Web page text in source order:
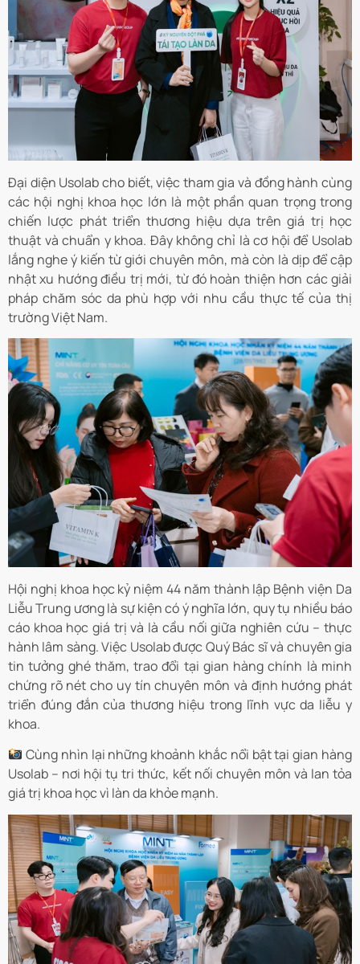
Đại diện Usolab cho biết, việc tham gia và đồng hành cùng
các hội nghị khoa học lớn là một phần quan trọng trong
chiến lược phát triển thương hiệu dựa trên giá trị học
thuật và chuẩn y khoa. Đây không chỉ là cơ hội để Usolab
lắng nghe ý kiến từ giới chuyên môn, mà còn là dịp để cập
nhật xu hướng điều trị mới, từ đó hoàn thiện hơn các giải
pháp chăm sóc da phù hợp với nhu cầu thực tế của thị
trường Việt Nam.
Hội nghị khoa học kỷ niệm 44 năm thành lập Bệnh viện Da
Liễu Trung ương là sự kiện có ý nghĩa lớn, quy tụ nhiều báo
cáo khoa học giá trị và là cầu nối giữa nghiên cứu – thực
hành lâm sàng. Việc Usolab được Quý Bác sĩ và chuyên gia
tin tưởng ghé thăm, trao đổi tại gian hàng chính là minh
chứng rõ nét cho uy tín chuyên môn và định hướng phát
triển đúng đắn của thương hiệu trong lĩnh vực da liễu y
khoa.
Cùng nhìn lại những khoảnh khắc nổi bật tại gian hàng
Usolab – nơi hội tụ tri thức, kết nối chuyên môn và lan tỏa
giá trị khoa học vì làn da khỏe mạnh.